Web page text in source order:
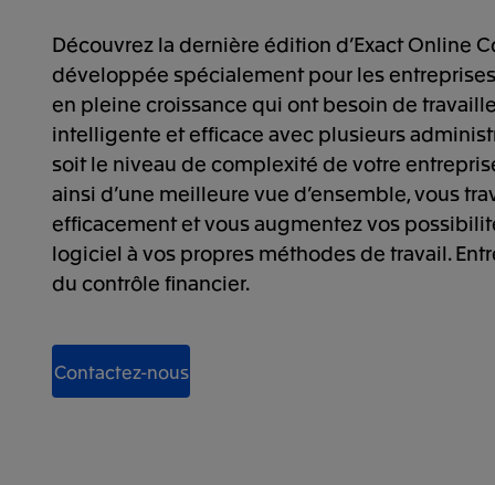
Découvrez la dernière édition d’Exact Online
développée spécialement pour les
en pleine croissance qui ont besoin de
intelligente et efficace avec plusieurs
soit le niveau de complexité de votre
ainsi d’une meilleure vue d’ensemble, vous
efficacement et vous augmentez vos
logiciel à vos propres méthodes de travail.
du contrôle financier.
Contactez-nous